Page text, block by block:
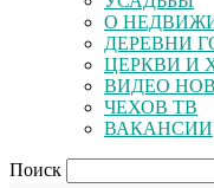
О
ДЕРЕВНИ
ЦЕРКВИ И
ВИДЕО
ЧЕХОВ ТВ
ВАКАНСИИ
Поиск